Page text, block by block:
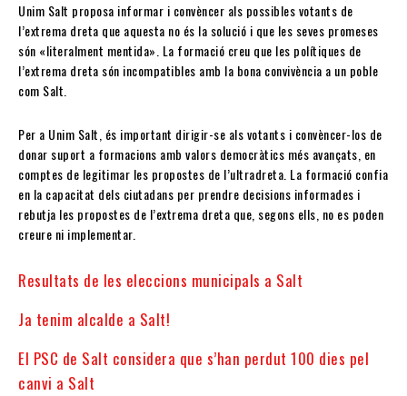
Unim Salt proposa informar i convèncer als possibles votants de
l’extrema dreta que aquesta no és la solució i que les seves promeses
són «literalment mentida». La formació creu que les polítiques de
l’extrema dreta són incompatibles amb la bona convivència a un poble
com Salt.
Per a Unim Salt, és important dirigir-se als votants i convèncer-los de
donar suport a formacions amb valors democràtics més avançats, en
comptes de legitimar les propostes de l’ultradreta. La formació confia
en la capacitat dels ciutadans per prendre decisions informades i
rebutja les propostes de l’extrema dreta que, segons ells, no es poden
creure ni implementar.
Resultats de les eleccions municipals a Salt
Ja tenim alcalde a Salt!
El PSC de Salt considera que s’han perdut 100 dies pel
canvi a Salt